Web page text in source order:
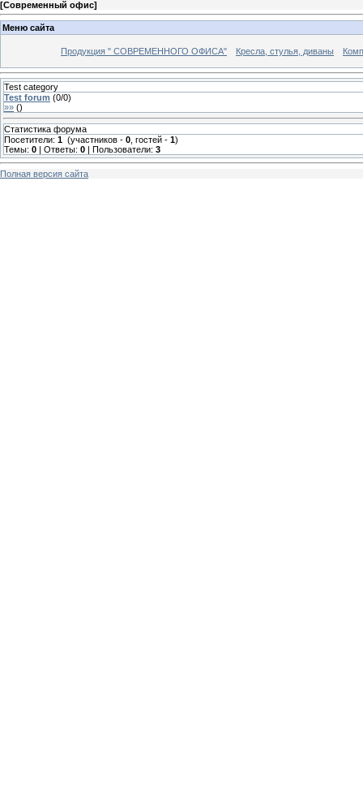
[Современный офис]
Меню сайта
Продукция " СОВРЕМЕННОГО ОФИСА" Кресла, стулья, диваны
Test category
Test forum (0/0)
»» ()
Статистика форума
Посетители: 1 (участников - 0 , гостей - 1)
Темы: 0 | Ответы: 0 | Пользователи: 3
Полная версия сайта